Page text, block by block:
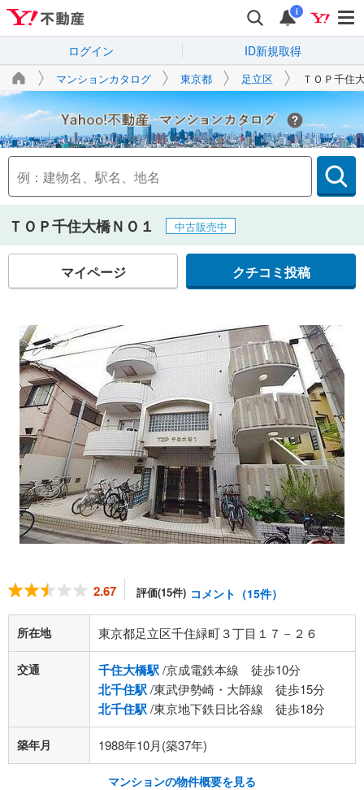
i
ログイン ID新規取得
マンションカタログ 東京都 足立区 ＴＯＰ千住
Yahoo!不動産
ＴＯＰ千住大橋ＮＯ１ 中古販売中
マイページ クチコミ投稿
2.67 評価(15件) コメント（15件）
所在地 東京都足立区千住緑町３丁目１７－２６
交通 千住大橋駅/京成電鉄本線 徒歩10分
北千住駅/東武伊勢崎・大師線 徒歩15分
北千住駅/東京地下鉄日比谷線 徒歩18分
築年月 1988年10月(築37年)
マンションの物件概要を見る